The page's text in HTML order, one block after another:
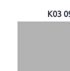
K03